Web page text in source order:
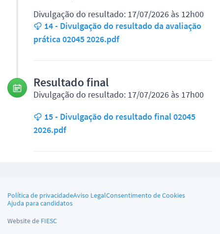
Divulgação do resultado: 17/07/2026 às 12h00
14 - Divulgação do resultado da avaliação
prática 02045 2026.pdf
Resultado final
Divulgação do resultado: 17/07/2026 às 17h00
15 - Divulgação do resultado final 02045
2026.pdf
Política de privacidadeAviso LegalConsentimento de Cookies
Ajuda para candidatos
Website de FIESC